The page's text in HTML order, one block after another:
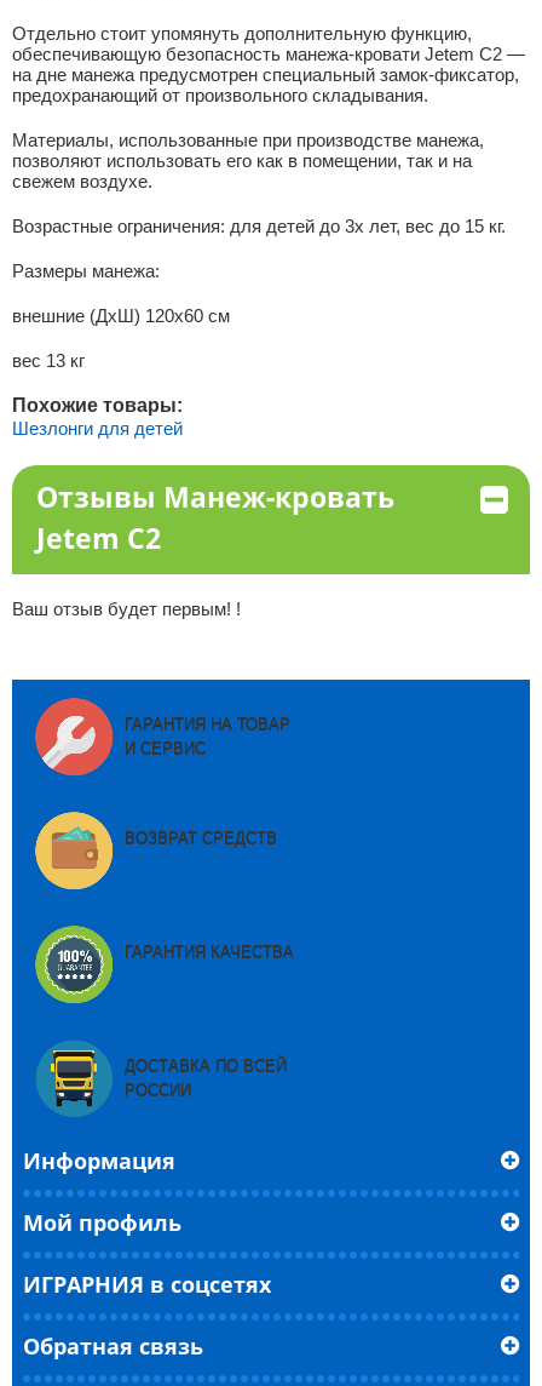
Отдельно стоит упомянуть дополнительную функцию,
обеспечивающую безопасность манежа-кровати Jetem С2 —
на дне манежа предусмотрен специальный замок-фиксатор,
предохранающий от произвольного складывания.
Материалы, использованные при производстве манежа,
позволяют использовать его как в помещении, так и на
свежем воздухе.
Возрастные ограничения: для детей до 3х лет, вес до 15 кг.
Размеры манежа:
внешние (ДxШ) 120х60 см
вес 13 кг
Похожие товары:
Шезлонги для детей
Отзывы Манеж-кровать
Jetem C2
Ваш отзыв будет первым! !
ГАРАНТИЯ НА ТОВАР
И СЕРВИС
ВОЗВРАТ СРЕДСТВ
ГАРАНТИЯ КАЧЕСТВА
ДОСТАВКА ПО ВСЕЙ
РОССИИ
Информация
Мой профиль
ИГРАРНИЯ в соцсетях
Обратная связь